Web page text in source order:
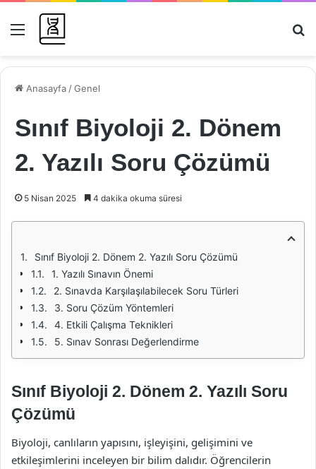
Menü
Anasayfa /Genel
Sınıf Biyoloji 2. Dönem
2. Yazılı Soru Çözümü
5 Nisan 2025 4 dakika okuma süresi
Sınıf Biyoloji 2. Dönem 2. Yazılı Soru Çözümü
1. Yazılı Sınavın Önemi
2. Sınavda Karşılaşılabilecek Soru Türleri
3. Soru Çözüm Yöntemleri
4. Etkili Çalışma Teknikleri
5. Sınav Sonrası Değerlendirme
Sınıf Biyoloji 2. Dönem 2. Yazılı Soru
Çözümü
Biyoloji, canlıların yapısını, işleyişini, gelişimini ve
etkileşimlerini inceleyen bir bilim dalıdır. Öğrencilerin